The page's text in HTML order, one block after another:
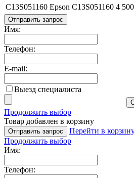
C13S051160 Epson C13S051160 4 500
Отправить запрос
Имя:
Телефон:
E-mail:
Выезд специалиста
Продолжить выбор
Товар добавлен в корзину
Отправить запрос
Перейти в
Продолжить выбор
Имя:
Телефон: